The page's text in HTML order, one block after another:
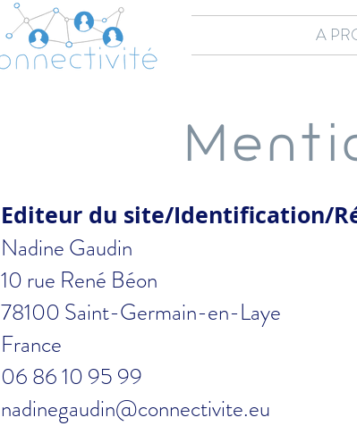
A
Editeur du site/Identification/
Nadine Gaudin
10 rue René Béon
78100 Saint-Germain-en-Laye
France
06 86 10 95 99
nadinegaudin@connectivite.eu